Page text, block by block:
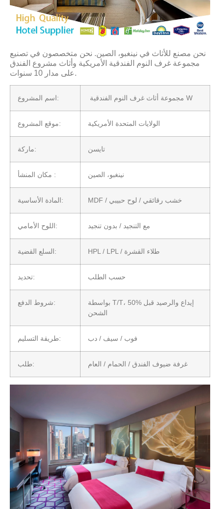
نحن مصنع للأثاث في نينغبو، الصين. نحن متخصصون في تصنيع
مجموعة غرف النوم الفندقية الأمريكية وأثاث مشروع الفندق
على مدار 10 سنوات.
اسم المشروع: مجموعة أثاث غرف النوم الفندقية W
موقع المشروع: الولايات المتحدة الأمريكية
ماركة: تايسن
مكان المنشأ : نينغبو، الصين
المادة الأساسية: MDF / خشب رقائقي / لوح حبيبي
اللوح الأمامي: مع التنجيد / بدون تنجيد
السلع القضية: HPL / LPL / طلاء القشرة
تحديد: حسب الطلب
شروط الدفع:
بواسطة T/T، 50% إيداع والرصيد قبل
الشحن
طريقة التسليم: فوب / سيف / دب
طلب: غرفة ضيوف الفندق / الحمام / العام